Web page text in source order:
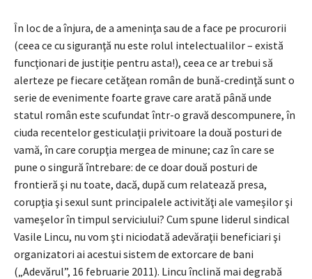
În loc de a înjura, de a ameninţa sau de a face pe procurorii
(ceea ce cu siguranţă nu este rolul intelectualilor – există
funcţionari de justiţie pentru asta!), ceea ce ar trebui să
alerteze pe fiecare cetăţean român de bună-credinţă sunt o
serie de evenimente foarte grave care arată până unde
statul român este scufundat într-o gravă descompunere, în
ciuda recentelor gesticulaţii privitoare la două posturi de
vamă, în care corupţia mergea de minune; caz în care se
pune o singură întrebare: de ce doar două posturi de
frontieră şi nu toate, dacă, după cum relatează presa,
corupţia şi sexul sunt principalele activităţi ale vameşilor şi
vameşelor în timpul serviciului? Cum spune liderul sindical
Vasile Lincu, nu vom şti niciodată adevăraţii beneficiari şi
organizatori ai acestui sistem de extorcare de bani
(„Adevărul”, 16 februarie 2011). Lincu înclină mai degrabă